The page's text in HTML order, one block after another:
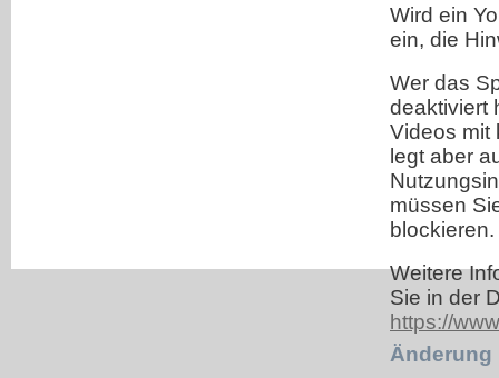
Wird ein
ein, die
Wer das
deaktiviert
Videos mit
legt aber
müssen
blockieren.
Weitere
Sie in der
https://
Änderung